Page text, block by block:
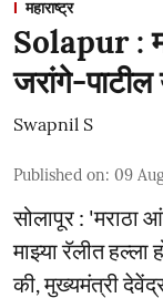
महाराष्ट्र
Solapur :
जरांगे-पाटील
Swapnil S
Published on: 09
सोलापूर : 'मराठा
माझ्या रॅलीत
की, मुख्यमंत्री